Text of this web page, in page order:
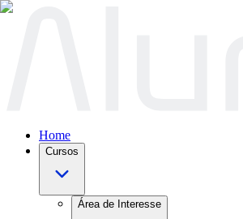
Home
Cursos
Área de Interesse